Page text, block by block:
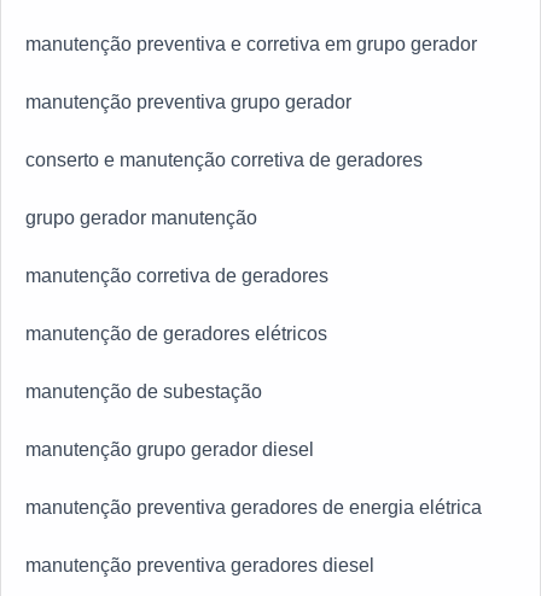
manutenção preventiva e corretiva em grupo gerador
manutenção preventiva grupo gerador
conserto e manutenção corretiva de geradores
grupo gerador manutenção
manutenção corretiva de geradores
manutenção de geradores elétricos
manutenção de subestação
manutenção grupo gerador diesel
manutenção preventiva geradores de energia elétrica
manutenção preventiva geradores diesel